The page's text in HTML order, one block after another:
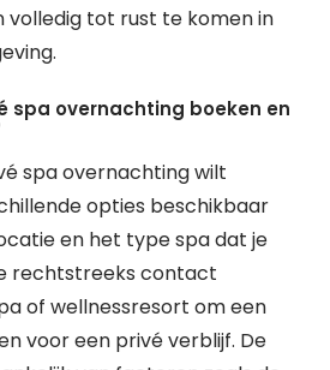
volledig tot rust te komen in
spa overnachting boeken en
spa overnachting wilt
opties beschikbaar
en het type spa dat je
rechtstreeks contact
of wellnessresort om een
voor een privé verblijf. De